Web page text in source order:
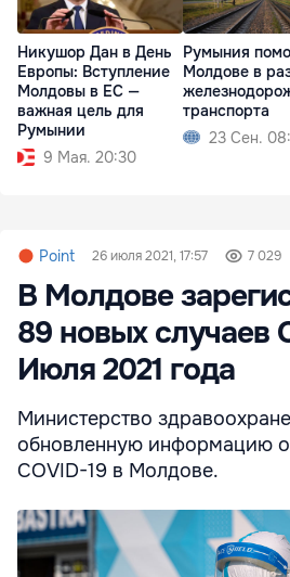
Никушор Дан в День
Европы: Вступление
Молдовы в ЕС —
важная цель для
Румынии
9 Мая. 20:30
Румыния
Молдове в
транспорта
23 Сен.
Point 26 июля 2021, 17:57 7 029
В Молдове
89 новых случаев
Июля 2021 года
Министерство
обновленную информацию
COVID-19 в Молдове.